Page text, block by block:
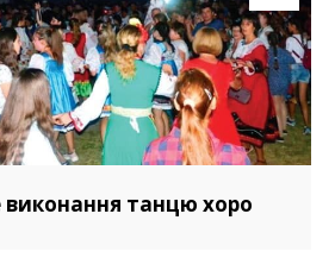
танцю хоро